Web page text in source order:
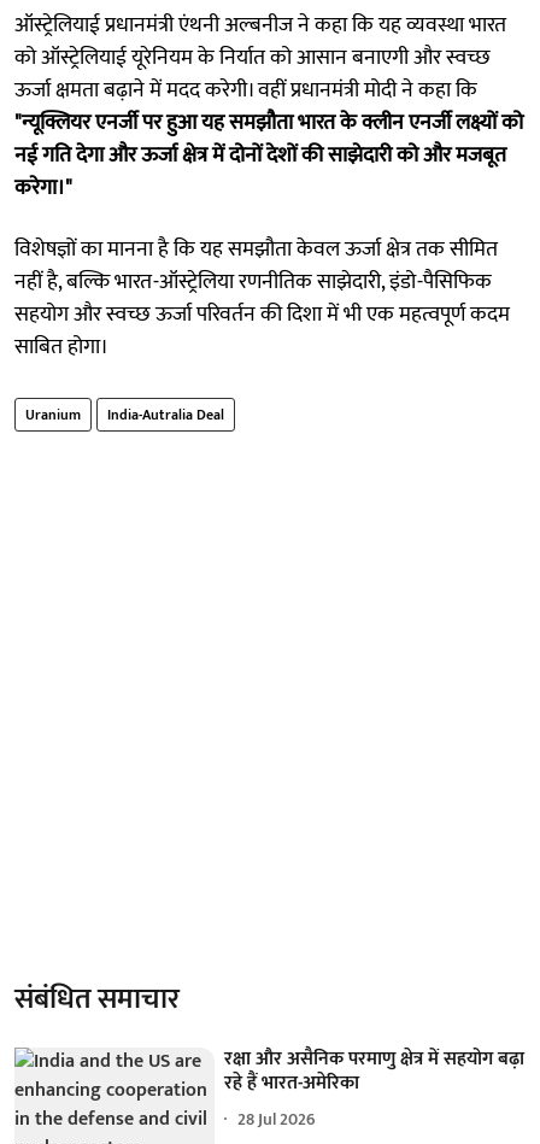
ऑस्ट्रेलियाई प्रधानमंत्री एंथनी अल्बनीज ने कहा कि यह व्यवस्था भारत
को ऑस्ट्रेलियाई यूरेनियम के निर्यात को आसान बनाएगी और स्वच्छ
ऊर्जा क्षमता बढ़ाने में मदद करेगी। वहीं प्रधानमंत्री मोदी ने कहा कि
"न्यूक्लियर एनर्जी पर हुआ यह समझौता भारत के क्लीन एनर्जी लक्ष्यों को
नई गति देगा और ऊर्जा क्षेत्र में दोनों देशों की साझेदारी को और मजबूत
करेगा।"
विशेषज्ञों का मानना है कि यह समझौता केवल ऊर्जा क्षेत्र तक सीमित
नहीं है, बल्कि भारत-ऑस्ट्रेलिया रणनीतिक साझेदारी, इंडो-पैसिफिक
सहयोग और स्वच्छ ऊर्जा परिवर्तन की दिशा में भी एक महत्वपूर्ण कदम
साबित होगा।
Uranium India-Autralia Deal
संबंधित समाचार
रक्षा और असैनिक परमाणु क्षेत्र में सहयोग बढ़ा
रहे हैं भारत-अमेरिका
28 Jul 2026